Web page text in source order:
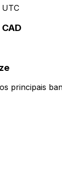
UTC
principais